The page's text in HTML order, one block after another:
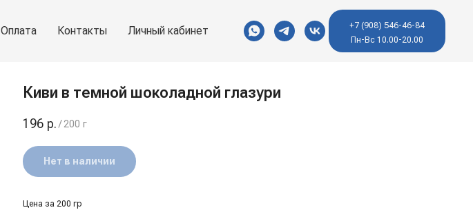
Оплата Контакты Личный кабинет
+7 (908) 546-46-84
Пн-Вс 10.00-20.00
Киви в темной шоколадной глазури
196 р. /200 г
Нет в наличии
Цена за 200 гр